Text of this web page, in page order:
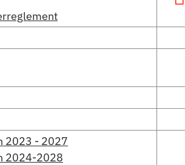
2023 - 2027
2024-2028